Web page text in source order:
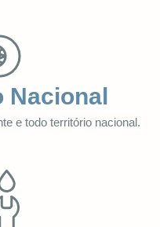
e todo território nacional.